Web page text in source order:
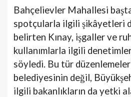
Bahçelievler Mahallesi
spotçularla ilgili şikâyetleri
belirten Kınay, işgaller ve
kullanımlarla ilgili
söyledi. Bu tür
belediyesinin değil,
ilgili bakanlıkların da yetki